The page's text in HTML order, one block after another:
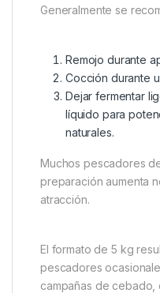
Generalmente se
Remojo durante
Cocción durante
Dejar fermentar
líquido para
naturales.
Muchos pescadores
preparación aumenta
atracción.
El formato de 5 kg
pescadores
campañas de